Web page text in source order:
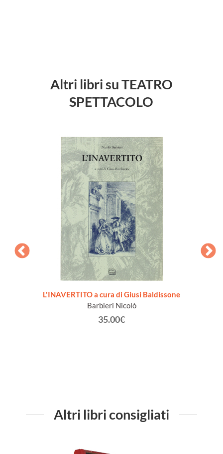
Altri libri su TEATRO
SPETTACOLO
L'INAVERTITO a cura di Giusi Baldissone
Barbieri Nicolò
35.00€
Altri libri consigliati